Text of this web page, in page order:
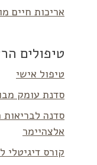
אריכות חיים
טיפולים
טיפול אישי
סדנת עומק
סדנה לבריאות
אלצהיימר
קורס דיגיטלי